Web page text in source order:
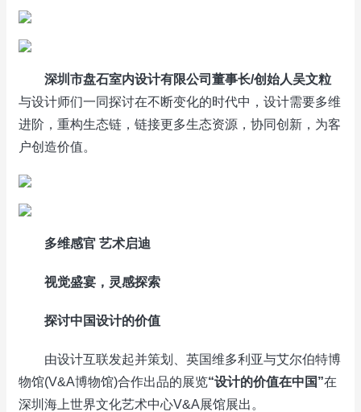
深圳市盘石室内设计有限公司董事长/创始人吴文粒
与设计师们一同探讨在不断变化的时代中，设计需要多维
进阶，重构生态链，链接更多生态资源，协同创新，为客
户创造价值。
多维感官 艺术启迪
视觉盛宴，灵感探索
探讨中国设计的价值
由设计互联发起并策划、英国维多利亚与艾尔伯特博
物馆(V&A博物馆)合作出品的展览“设计的价值在中国”在
深圳海上世界文化艺术中心V&A展馆展出。